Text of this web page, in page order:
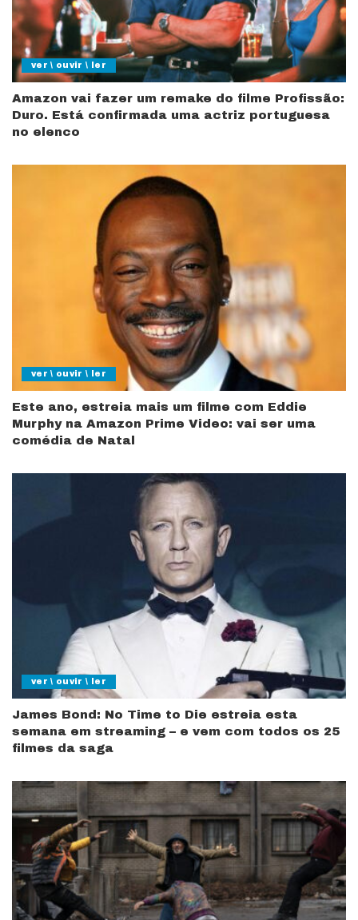
ver \ ouvir \ ler
Amazon vai fazer um remake do filme Profissão:
Duro. Está confirmada uma actriz portuguesa
no elenco
ver \ ouvir \ ler
Este ano, estreia mais um filme com Eddie
Murphy na Amazon Prime Video: vai ser uma
comédia de Natal
ver \ ouvir \ ler
James Bond: No Time to Die estreia esta
semana em streaming – e vem com todos os 25
filmes da saga